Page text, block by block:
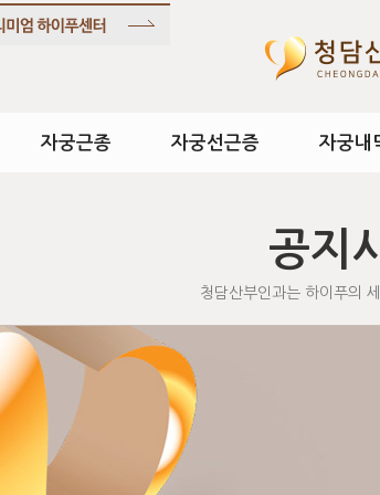
자궁근종 자궁선근증 자궁내
공지
청담산부인과는 하이푸의